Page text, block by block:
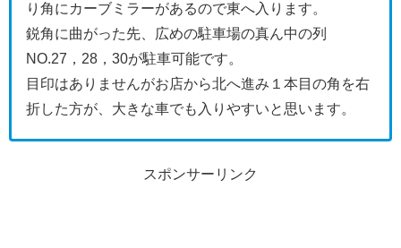
り角にカーブミラーがあるので東へ入ります。
鋭角に曲がった先、広めの駐車場の真ん中の列
NO.27，28，30が駐車可能です。
目印はありませんがお店から北へ進み１本目の角を右
折した方が、大きな車でも入りやすいと思います。
スポンサーリンク